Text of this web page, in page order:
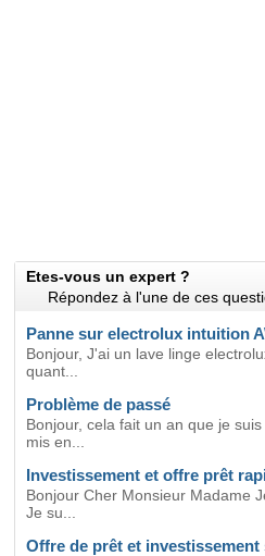
Etes-vous un expert ?
Répondez à l'une de ces
Panne sur electrolux intuition
Bonjour, J'ai un lave linge
quant...
Problème de passé
Bonjour, cela fait un an que je
mis en...
Investissement et offre prêt
Bonjour Cher Monsieur Madame
Je su...
Offre de prêt et investissement